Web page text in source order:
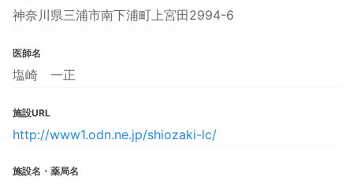
神奈川県三浦市南下浦町上宮田2994-6
医師名
塩崎 一正
施設URL
http://www1.odn.ne.jp/shiozaki-lc/
施設名・薬局名